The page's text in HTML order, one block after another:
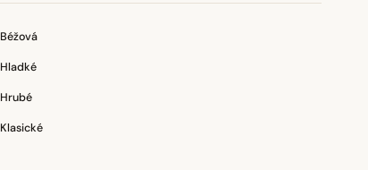
Béžová
Hladké
Hrubé
Klasické